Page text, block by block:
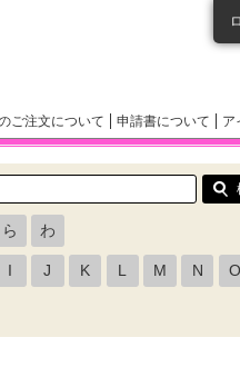
ご注文について 申請書について ア
ら わ
I J K L M N O